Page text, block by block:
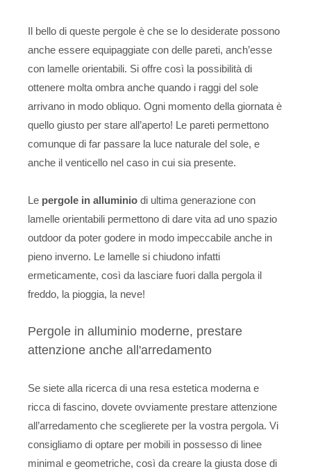
Il bello di queste pergole è che se lo desiderate possono
anche essere equipaggiate con delle pareti, anch’esse
con lamelle orientabili. Si offre così la possibilità di
ottenere molta ombra anche quando i raggi del sole
arrivano in modo obliquo. Ogni momento della giornata è
quello giusto per stare all’aperto! Le pareti permettono
comunque di far passare la luce naturale del sole, e
anche il venticello nel caso in cui sia presente.
Le pergole in alluminio di ultima generazione con
lamelle orientabili permettono di dare vita ad uno spazio
outdoor da poter godere in modo impeccabile anche in
pieno inverno. Le lamelle si chiudono infatti
ermeticamente, così da lasciare fuori dalla pergola il
freddo, la pioggia, la neve!
Pergole in alluminio moderne, prestare
attenzione anche all'arredamento
Se siete alla ricerca di una resa estetica moderna e
ricca di fascino, dovete ovviamente prestare attenzione
all’arredamento che sceglierete per la vostra pergola. Vi
consigliamo di optare per mobili in possesso di linee
minimal e geometriche, così da creare la giusta dose di